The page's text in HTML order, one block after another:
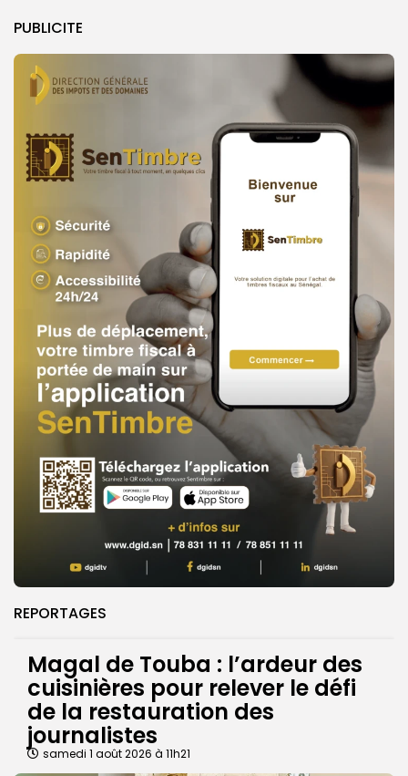
PUBLICITE
REPORTAGES
Magal de Touba : l’ardeur des
cuisinières pour relever le défi
de la restauration des
journalistes
samedi 1 août 2026 à 11h21